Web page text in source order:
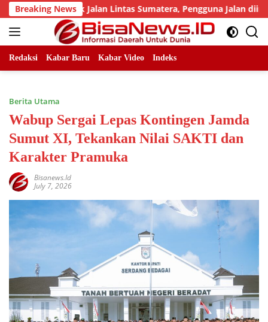
Skip
to
content
Breaking News
Titik Jalan Lintas Sumatera, Pengguna Jalan diimbau Untuk
Redaksi Kabar Baru Kabar Video Indeks
Berita Utama
Wabup Sergai Lepas Kontingen Jamda
Sumut XI, Tekankan Nilai SAKTI dan
Karakter Pramuka
Bisanews.id
July 7, 2026